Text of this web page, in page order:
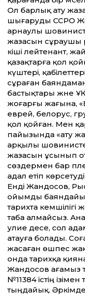
Ол барлық ату
шығаруды ССРО
арнаулы
жазасын сұраушы
кіші лейтенант,
қазақтарға қол
күштері,
сұраған
бастықтары және
жоғарғы жағына,
еврей, белорус,
қол қойған. Мен
пайызында «ату
арқылы
жазасын ұсынып
сөздермен бар
адал етіп
Енді Жандосов,
ойымды
тарихта кемшілігі
таба алмайсыз.
әулие десе, сол
атауға болады.
жасаған өшпес
онда тарихқа
Жандосов ағамыз
№11384 істің
тыңдайық. Әркімде